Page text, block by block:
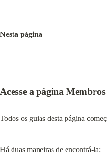
Nesta página
Acesse a página
Todos os guias desta página
Há duas maneiras de encontrá-la: